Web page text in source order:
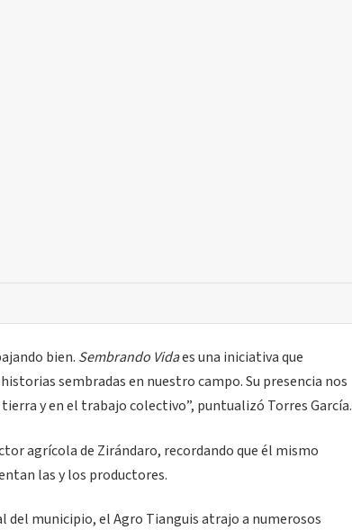
bien. Sembrando Vidaes una iniciativa que
sembradas en nuestro campo. Su presencia nos
y en el trabajo colectivo”, puntualizó Torres García.
agrícola de Zirándaro, recordando que él mismo
las y los productores.
del municipio, el Agro Tianguis atrajo a numerosos